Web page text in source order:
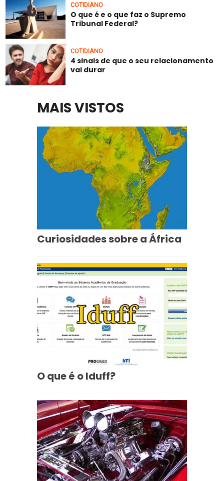
COTIDIANO
O que é e o que faz o Supremo
Tribunal Federal?
COTIDIANO
4 sinais de que o seu relacionamento
vai durar
MAIS VISTOS
Curiosidades sobre a África
O que é o Iduff?